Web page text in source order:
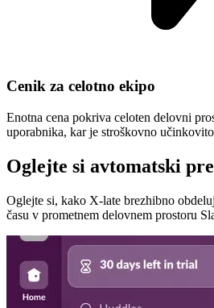
Cenik za celotno ekipo
Enotna cena pokriva celoten delovni
uporabnika, kar je stroškovno
Oglejte si avtomatski
Oglejte si, kako X-late brezhibno
času v prometnem delovnem prostoru